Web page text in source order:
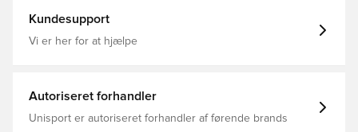
Kundesupport
Vi er her for at hjælpe
Autoriseret forhandler
Unisport er autoriseret forhandler af førende brands